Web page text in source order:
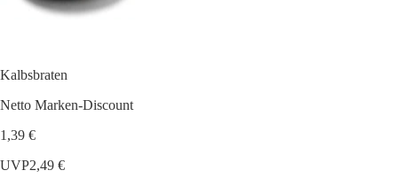
Kalbsbraten
Netto Marken-Discount
1,39 €
UVP2,49 €